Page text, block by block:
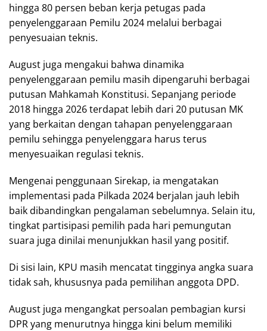
hingga 80 persen beban kerja petugas pada
penyelenggaraan Pemilu 2024 melalui berbagai
penyesuaian teknis.
August juga mengakui bahwa dinamika
penyelenggaraan pemilu masih dipengaruhi berbagai
putusan Mahkamah Konstitusi. Sepanjang periode
2018 hingga 2026 terdapat lebih dari 20 putusan MK
yang berkaitan dengan tahapan penyelenggaraan
pemilu sehingga penyelenggara harus terus
menyesuaikan regulasi teknis.
Mengenai penggunaan Sirekap, ia mengatakan
implementasi pada Pilkada 2024 berjalan jauh lebih
baik dibandingkan pengalaman sebelumnya. Selain itu,
tingkat partisipasi pemilih pada hari pemungutan
suara juga dinilai menunjukkan hasil yang positif.
Di sisi lain, KPU masih mencatat tingginya angka suara
tidak sah, khususnya pada pemilihan anggota DPD.
August juga mengangkat persoalan pembagian kursi
DPR yang menurutnya hingga kini belum memiliki